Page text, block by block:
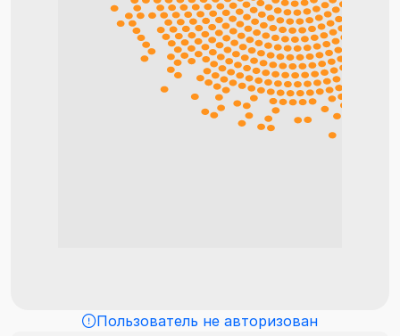
Пользователь не авторизован